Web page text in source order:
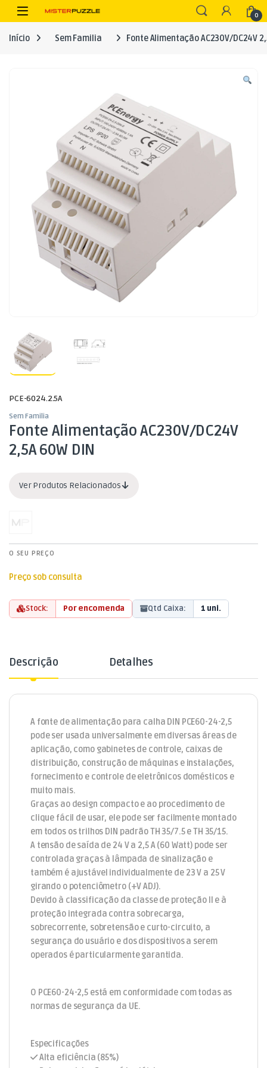
Skip to navigation
Skip to content
Open 0
Início Sem Familia Fonte Alimentação AC230V/DC24V
PCE-6024.2.5A
Sem Familia
Fonte Alimentação AC230V/DC24V
2,5A 60W DIN
Ver Produtos Relacionados
O SEU PREÇO
Preço sob consulta
Stock: Por encomenda Qtd Caixa: 1 uni.
Descrição Detalhes
A fonte de alimentação para calha DIN PCE60-24-2,5
pode ser usada universalmente em diversas áreas de
aplicação, como gabinetes de controle, caixas de
distribuição, construção de máquinas e instalações,
fornecimento e controle de eletrônicos domésticos e
muito mais.
Graças ao design compacto e ao procedimento de
clique fácil de usar, ele pode ser facilmente montado
em todos os trilhos DIN padrão TH 35/7.5 e TH 35/15.
A tensão de saída de 24 V a 2,5 A (60 Watt) pode ser
controlada graças à lâmpada de sinalização e
também é ajustável individualmente de 23 V a 25 V
girando o potenciômetro (+V ADJ).
Devido à classificação da classe de proteção II e à
proteção integrada contra sobrecarga,
sobrecorrente, sobretensão e curto-circuito, a
segurança do usuário e dos dispositivos a serem
operados é particularmente garantida.
O PCE60-24-2,5 está em conformidade com todas as
normas de segurança da UE.
Especificações
Alta eficiência (85%)